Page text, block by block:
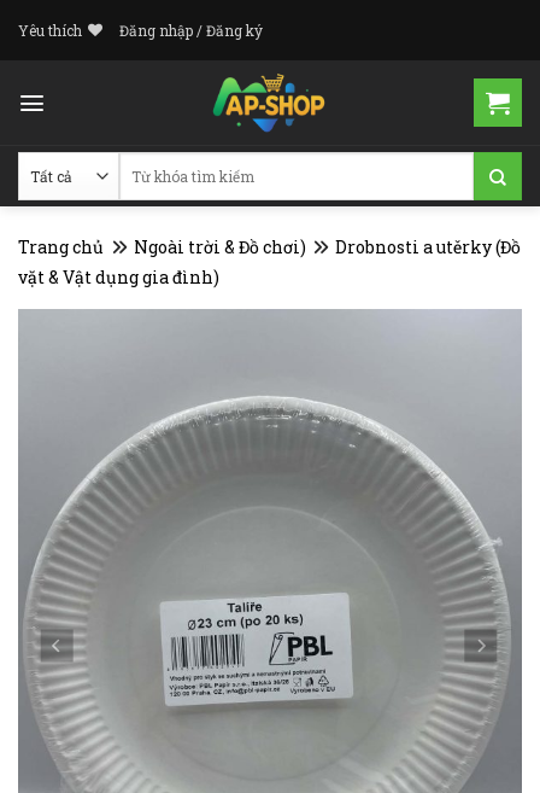
Yêu thích Đăng nhập / Đăng ký
Trang chủ Ngoài trời & Đồ chơi)
Drobnosti a utěrky (Đồ
vặt & Vật dụng gia đình)